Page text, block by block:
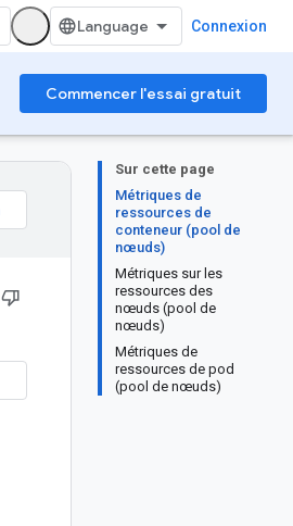
Connexion
Commencer l'essai gratuit
Sur cette page
Métriques de
ressources de
conteneur (pool de
nœuds)
Métriques sur les
ressources des
nœuds (pool de
nœuds)
Métriques de
ressources de pod
(pool de nœuds)